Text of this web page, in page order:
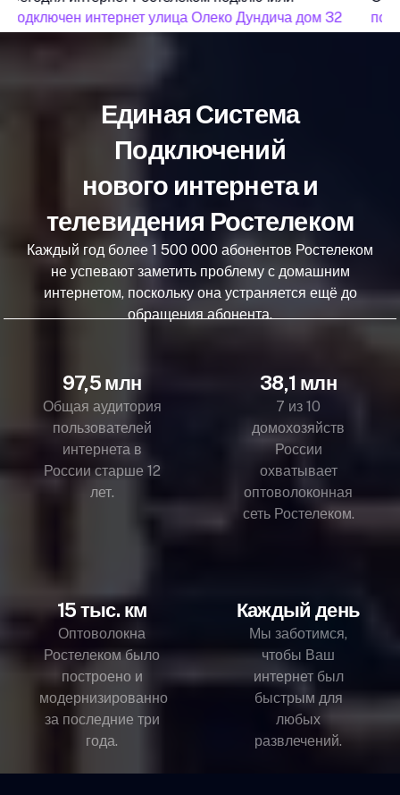
подключен интернет улица Олеко Дундича дом 32
Единая Система
Подключений
нового интернета и
телевидения Ростелеком
Каждый год более 1 500 000 абонентов Ростелеком
не успевают заметить проблему с домашним
интернетом, поскольку она устраняется ещё до
обращения абонента.
97,5 млн
Общая аудитория
пользователей
интернета в
России старше 12
лет.
38,1 млн
7 из 10
домохозяйств
России
охватывает
оптоволоконная
сеть Ростелеком.
15 тыс. км
Оптоволокна
Ростелеком было
построено и
модернизированно
за последние три
года.
Каждый день
Мы заботимся,
чтобы Ваш
интернет был
быстрым для
любых
развлечений.